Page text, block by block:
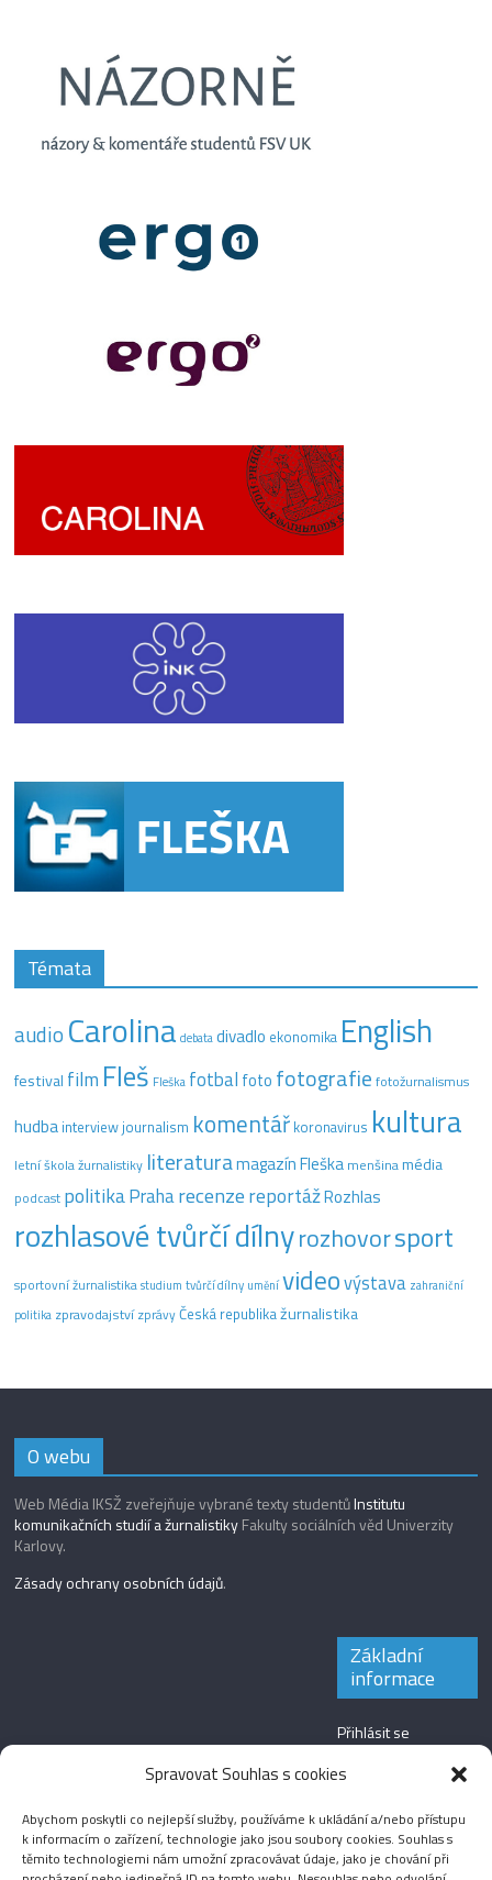
Spravovat Souhlas s cookies
Abychom poskytli co nejlepší služby, používáme k ukládání a/nebo přístupu
k informacím o zařízení, technologie jako jsou soubory cookies. Souhlas s
těmito technologiemi nám umožní zpracovávat údaje, jako je chování při
Témata
audio Carolina debata divadlo ekonomika English
festival film Fleš Fleška fotbal foto fotografie fotožurnalismus
hudba interview journalism komentář koronavirus kultura
letní škola žurnalistiky literaturamagazín Fleška menšinamédia
podcast politikaPraharecenzereportážRozhlas
rozhlasové tvůrčí dílnyrozhovorsport
sportovní žurnalistika studium tvůrčí dílny uměnívideovýstava zahraniční
politika zpravodajstvízprávyČeská republikažurnalistika
O webu
Web Média IKSŽ zveřejňuje vybrané texty studentůInstitutu
komunikačních studií a žurnalistikyFakulty sociálních věd Univerzity
Karlovy.
Zásady ochrany osobních údajů.
Základní
informace
Přihlásit se
Zdroj kanálů
Kanál komentářů
Česká lokalizace